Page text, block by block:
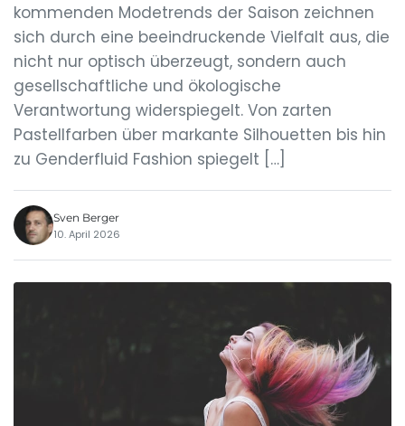
kommenden Modetrends der Saison zeichnen
sich durch eine beeindruckende Vielfalt aus, die
nicht nur optisch überzeugt, sondern auch
gesellschaftliche und ökologische
Verantwortung widerspiegelt. Von zarten
Pastellfarben über markante Silhouetten bis hin
zu Genderfluid Fashion spiegelt […]
Sven Berger
10. April 2026